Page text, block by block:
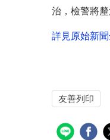
治，檢警將
詳見原始新
友善列印